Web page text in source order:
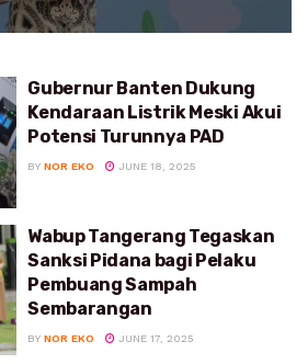
Gubernur Banten Dukung
Kendaraan Listrik Meski Akui
Potensi Turunnya PAD
BY NOR EKO JUNE 18, 2025
Wabup Tangerang Tegaskan
Sanksi Pidana bagi Pelaku
Pembuang Sampah
Sembarangan
BY NOR EKO JUNE 17, 2025